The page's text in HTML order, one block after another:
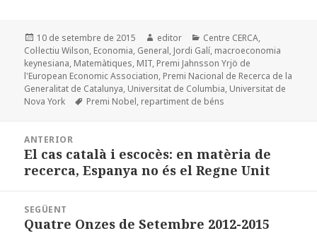
c
e
b
o
k
to
d
o
n
ai
l
m
p
a
rt
ei
Publicat
el
10 de setembre de 2015 Autor
editor Categories
Centre CERCA,
Col·lectiu Wilson, Economia, General, Jordi Galí, macroeconomia
keynesiana, Matemàtiques, MIT, Premi Jahnsson Yrjö de
l'European Economic Association, Premi Nacional de Recerca de la
Generalitat de Catalunya, Universitat de Columbia, Universitat de
Nova York
Etiquetes
Premi Nobel, repartiment de béns
d'entrades
ANTERIOR
Entrada
anterior:
El cas català i escocès: en matèria de
recerca, Espanya no és el Regne Unit
SEGÜENT
Entrada
Quatre Onzes de Setembre 2012-2015